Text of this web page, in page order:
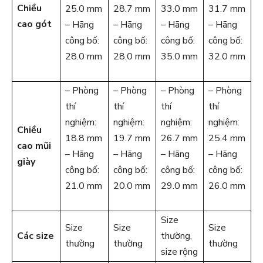
Chiều
cao gót
25.0 mm
– Hãng
công bố:
28.0 mm
28.7 mm
– Hãng
công bố:
28.0 mm
33.0 mm
– Hãng
công bố:
35.0 mm
31.7 mm
– Hãng
công bố:
32.0 mm
Chiều
cao mũi
giày
– Phòng
thí
nghiệm:
18.8 mm
– Hãng
công bố:
21.0 mm
– Phòng
thí
nghiệm:
19.7 mm
– Hãng
công bố:
20.0 mm
– Phòng
thí
nghiệm:
26.7 mm
– Hãng
công bố:
29.0 mm
– Phòng
thí
nghiệm:
25.4 mm
– Hãng
công bố:
26.0 mm
Các size
Size
thường
Size
thường
Size
thường,
size rộng
Size
thường